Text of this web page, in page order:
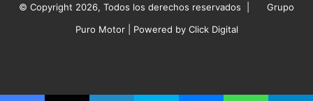
© Copyright 2026, Todos los derechos reservados |
Grupo
Puro Motor | Powered by Click Digital